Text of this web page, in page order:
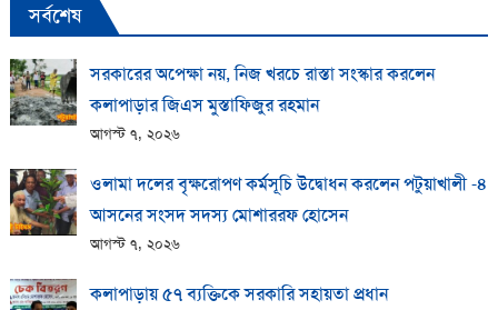
সর্বশেষ
সরকারের অপেক্ষা নয়, নিজ খরচে রাস্তা সংস্কার করলেন
কলাপাড়ার জিএস মুস্তাফিজুর রহমান
আগস্ট ৭, ২০২৬
ওলামা দলের বৃক্ষরোপণ কর্মসূচি উদ্বোধন করলেন পটুয়াখালী -৪
আসনের সংসদ সদস্য মোশাররফ হোসেন
আগস্ট ৭, ২০২৬
কলাপাড়ায় ​৫৭ ব্যক্তিকে সরকারি সহায়তা প্রধান